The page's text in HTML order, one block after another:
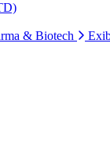
& Biotech